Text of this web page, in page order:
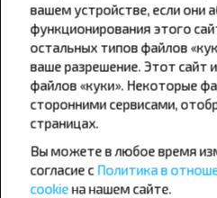
Популярные
направления
Орша - Могилёв
вашем устройстве, если
функционирования этого
остальных типов файлов
ваше разрешение. Этот сайт
файлов «куки». Некоторые
сторонними сервисами,
страницах.
Вы можете в любое время
согласие сПолитика в
cookieна нашем сайте.